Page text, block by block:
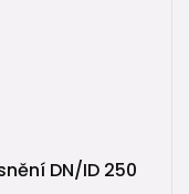
DN/ID 250